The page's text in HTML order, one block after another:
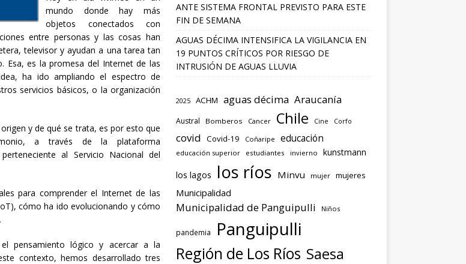
mundo donde hay más
objetos conectados con
entre personas y las cosas han
televisor y ayudan a una tarea tan
Esa, es la promesa del Internet de las
ha ido ampliando el espectro de
servicios básicos, o la organización
y de qué se trata, es por esto que
a través de la plataforma
al Servicio Nacional del
para comprender el Internet de las
cómo ha ido evolucionando y cómo
el pensamiento lógico y acercar a la
contexto, hemos desarrollado tres
ANTE SISTEMA FRONTAL PREVISTO PARA ESTE
FIN DE SEMANA
AGUAS DÉCIMA INTENSIFICA LA VIGILANCIA EN
19 PUNTOS CRÍTICOS POR RIESGO DE
INTRUSIÓN DE AGUAS LLUVIA
2025 ACHM aguas décima Araucanía
Austral Bomberos Cancer Chile Cine Corfo
covid Covid-19 Coñaripe educación
educación superior estudiantes invierno kunstmann
los lagos los ríos Minvu mujer mujeres
Municipalidad
Municipalidad de Panguipulli Niños
pandemia Panguipulli
Región de Los Ríos Saesa